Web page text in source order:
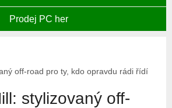
Prodej PC her
off-road pro ty, kdo opravdu rádi řídí
stylizovaný off-